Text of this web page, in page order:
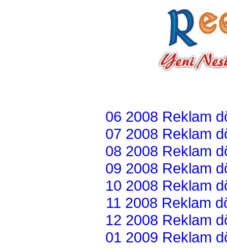
06 2008 Reklam
07 2008 Reklam
08 2008 Reklam
09 2008 Reklam
10 2008 Reklam
11 2008 Reklam
12 2008 Reklam
01 2009 Reklam